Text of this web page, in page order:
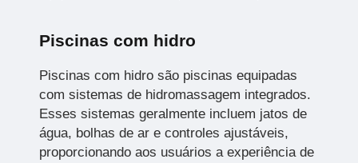
Piscinas com hidro
Piscinas com hidro são piscinas equipadas
com sistemas de hidromassagem integrados.
Esses sistemas geralmente incluem jatos de
água, bolhas de ar e controles ajustáveis,
proporcionando aos usuários a experiência de